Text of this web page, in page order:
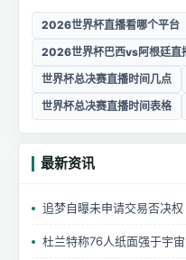
2026世界杯直播看哪个平台
2026世界杯巴西vs阿根廷直
世界杯总决赛直播时间几点
世界杯总决赛直播时间表格
最新资讯
追梦自曝未申请交易否决
杜兰特称76人纸面强于宇